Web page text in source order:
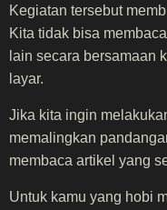
Kegiatan tersebut
Kita tidak bisa
lain secara bersamaan
layar.
Jika kita ingin
memalingkan
membaca artikel yang
Untuk kamu yang hobi